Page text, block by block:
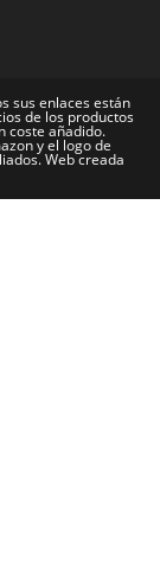
sus enlaces están
de los productos
coste añadido.
y el logo de
Web creada